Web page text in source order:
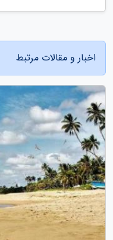
اخبار و مقالات مرتبط